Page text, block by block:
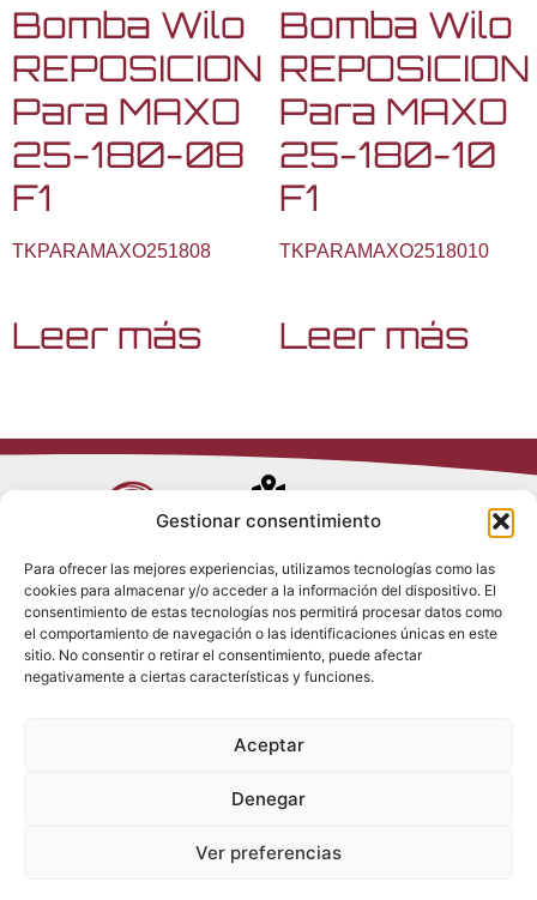
Gestionar consentimiento
Para ofrecer las mejores experiencias, utilizamos tecnologías como las
cookies para almacenar y/o acceder a la información del dispositivo. El
consentimiento de estas tecnologías nos permitirá procesar datos como
el comportamiento de navegación o las identificaciones únicas en este
sitio. No consentir o retirar el consentimiento, puede afectar
negativamente a ciertas características y funciones.
Aceptar
Denegar
Ver preferencias
Bomba Wilo
REPOSICION
Para MAXO
25-180-08
F1
TKPARAMAXO251808
Leer más
Bomba Wilo
REPOSICION
Para MAXO
25-180-10
F1
TKPARAMAXO2518010
Leer más
Avenida de
28017 Madrid
(España)
(+34) 910 917
info@tenki-
Política de
Privacidad
Política de
Cookies